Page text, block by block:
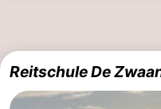
Oosterschelde
Burgh
Haamstede
-
Natur
Walcheren
Reitschule De